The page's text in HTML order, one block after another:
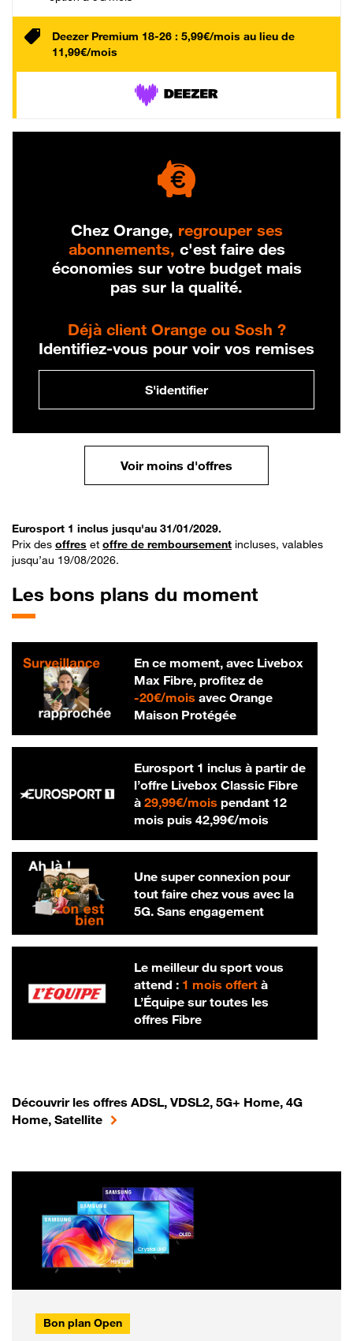
Deezer Premium 18-26 : 5,99€/mois au lieu de
11,99€/mois
Chez Orange, regrouper ses
abonnements, c'est faire des
économies sur votre budget mais
pas sur la qualité.
Déjà client Orange ou Sosh ?
Identifiez-vous pour voir vos remises
S'identifier
Voir moins d'offres
Eurosport 1 inclus jusqu'au 31/01/2029.
Prix des offres et offre de remboursement incluses, valables
jusqu’au 19/08/2026.
Les bons plans du moment
En ce moment, avec Livebox
Max Fibre, profitez de
-20€/mois20 € par mois
avec Orange
Maison Protégée
Eurosport 1 inclus à partir de
l’offre Livebox Classic Fibre
à 29,99€/mois29,99 € par mois
pendant 12
mois puis 42,99€/mois42,99 € par
Une super connexion pour
tout faire chez vous avec la
5G. Sans engagement
Le meilleur du sport vous
attend : 1 mois offertà
L’Équipe sur toutes les
offres Fibre
Découvrir les offres ADSL, VDSL2, 5G+ Home, 4G
Home, Satellite
Bon plan Open